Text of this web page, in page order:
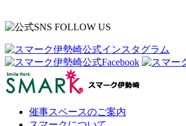
催事スペースのご案内